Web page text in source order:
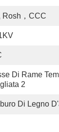
Rosh，CCC
Di Rame
2
Di Legno